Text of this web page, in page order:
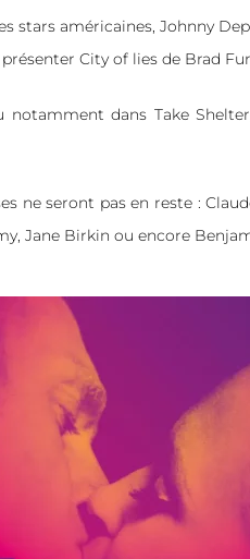
stars américaines, Johnny
City of lies de Brad
notamment dans Take
ne seront pas en reste :
Jane Bir­kin ou encore